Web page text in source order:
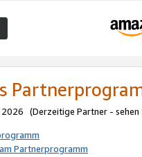
2026 (Derzeitige Partner - sehen
Partnerprogramm